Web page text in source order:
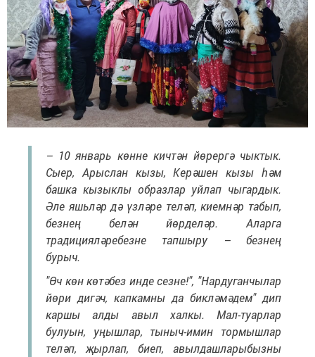
– 10 январь көнне кичтән йөрергә чыктык.
Сыер, Арыслан кызы, Керәшен кызы һәм
башка кызыклы образлар уйлап чыгардык.
Әле яшьләр дә үзләре теләп, киемнәр табып,
безнең белән йөрделәр. Аларга
традицияләребезне тапшыру – безнең
бурыч.
"Өч көн көтәбез инде сезне!", "Нардуганчылар
йөри дигәч, капкамны да бикләмәдем" дип
каршы алды авыл халкы. Мал-туарлар
булуын, уңышлар, тыныч-имин тормышлар
теләп, җырлап, биеп, авылдашларыбызны